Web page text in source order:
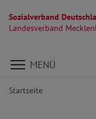
Sozialverband
Landesverband
Direkt zu den
MENÜ
Startseite